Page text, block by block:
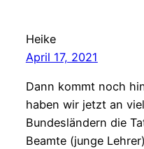
Heike
April 17, 2021
Dann kommt noch
haben wir jetzt an
Bundesländern die
Beamte (junge